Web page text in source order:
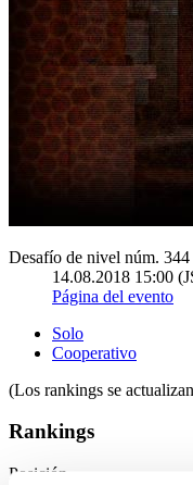
Desafío de nivel núm. 344
14.08.2018 15:00
Página del evento
Solo
Cooperativo
(Los rankings se
Rankings
Posición